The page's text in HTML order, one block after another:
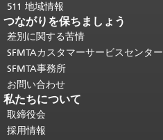
511 地域情報
つながりを保ちましょう
差別に関する苦情
SFMTAカスタマーサービスセンター
SFMTA事務所
お問い合わせ
私たちについて
取締役会
採用情報